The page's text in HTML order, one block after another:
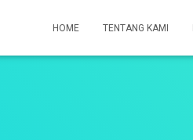
HOME TENTANG KAMI